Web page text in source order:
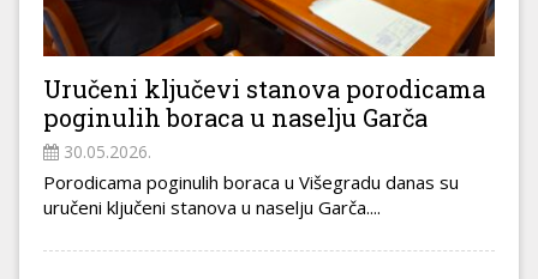
Uručeni ključevi stanova porodicama
poginulih boraca u naselju Garča
30.05.2026.
Porodicama poginulih boraca u Višegradu danas su
uručeni ključeni stanova u naselju Garča....